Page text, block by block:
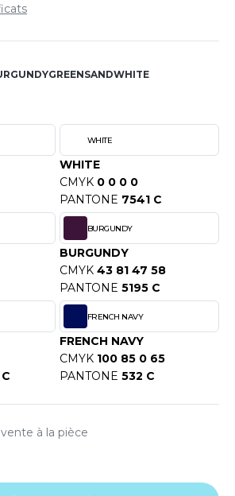
GREENSANDWHITE
WHITE
WHITE
CMYK 0 0 0 0
PANTONE 7541 C
BURGUNDY
BURGUNDY
CMYK 43 81 47 58
PANTONE 5195 C
FRENCH NAVY
FRENCH NAVY
CMYK 100 85 0 65
PANTONE 532 C
à la pièce